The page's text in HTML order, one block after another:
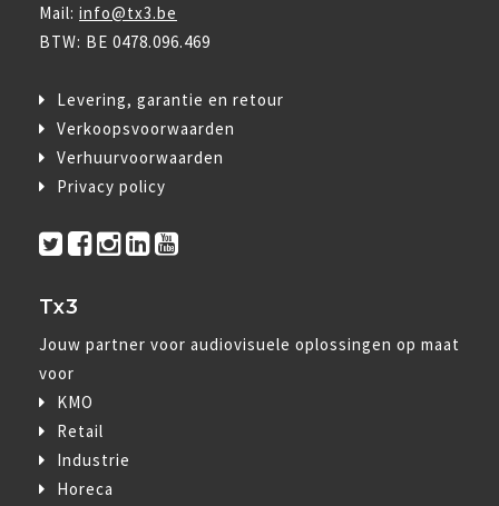
Mail: info@tx3.be
BTW: BE 0478.096.469
Levering, garantie en retour
Verkoopsvoorwaarden
Verhuurvoorwaarden
Privacy policy
Tx3
Jouw partner voor audiovisuele oplossingen op maat
voor
KMO
Retail
Industrie
Horeca